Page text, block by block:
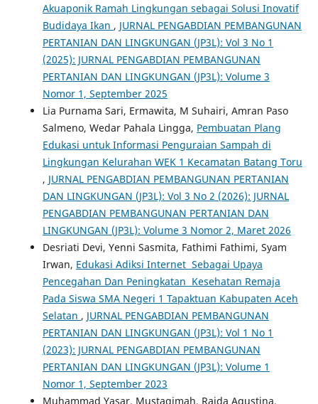
Akuaponik Ramah Lingkungan sebagai Solusi Inovatif
Budidaya Ikan , JURNAL PENGABDIAN PEMBANGUNAN
PERTANIAN DAN LINGKUNGAN (JP3L): Vol 3 No 1
(2025): JURNAL PENGABDIAN PEMBANGUNAN
PERTANIAN DAN LINGKUNGAN (JP3L): Volume 3
Nomor 1, September 2025
Lia Purnama Sari, Ermawita, M Suhairi, Amran Paso
Salmeno, Wedar Pahala Lingga, Pembuatan Plang
Edukasi untuk Informasi Penguraian Sampah di
Lingkungan Kelurahan WEK 1 Kecamatan Batang Toru
, JURNAL PENGABDIAN PEMBANGUNAN PERTANIAN
DAN LINGKUNGAN (JP3L): Vol 3 No 2 (2026): JURNAL
PENGABDIAN PEMBANGUNAN PERTANIAN DAN
LINGKUNGAN (JP3L): Volume 3 Nomor 2, Maret 2026
Desriati Devi, Yenni Sasmita, Fathimi Fathimi, Syam
Irwan, Edukasi Adiksi Internet Sebagai Upaya
Pencegahan Dan Peningkatan Kesehatan Remaja
Pada Siswa SMA Negeri 1 Tapaktuan Kabupaten Aceh
Selatan , JURNAL PENGABDIAN PEMBANGUNAN
PERTANIAN DAN LINGKUNGAN (JP3L): Vol 1 No 1
(2023): JURNAL PENGABDIAN PEMBANGUNAN
PERTANIAN DAN LINGKUNGAN (JP3L): Volume 1
Nomor 1, September 2023
Muhammad Yasar, Mustaqimah, Raida Agustina,